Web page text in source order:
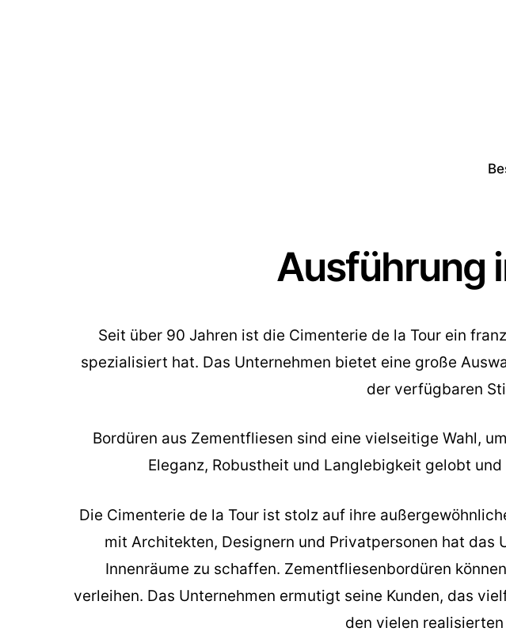
Ausführung
Seit über 90 Jahren ist die Cimenterie de la Tour ein
spezialisiert hat. Das Unternehmen bietet eine große
der verfügbaren
Bordüren aus Zementfliesen sind eine vielseitige Wahl,
Eleganz, Robustheit und Langlebigkeit gelobt
Die Cimenterie de la Tour ist stolz auf ihre
mit Architekten, Designern und Privatpersonen hat
Innenräume zu schaffen. Zementfliesenbordüren
verleihen. Das Unternehmen ermutigt seine Kunden, das
den vielen